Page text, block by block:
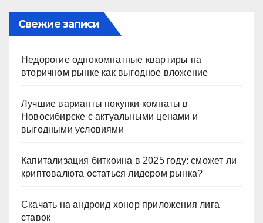
Свежие записи
Недорогие однокомнатные квартиры на
вторичном рынке как выгодное вложение
Лучшие варианты покупки комнаты в
Новосибирске с актуальными ценами и
выгодными условиями
Капитализация биткоина в 2025 году: сможет ли
криптовалюта остаться лидером рынка?
Скачать на андроид хонор приложения лига
ставок